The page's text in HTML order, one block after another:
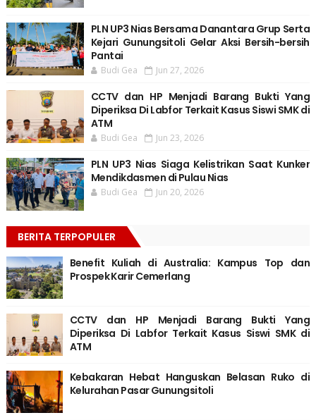
PLN UP3 Nias Bersama Danantara Grup Serta
Kejari Gunungsitoli Gelar Aksi Bersih-bersih
Pantai
Budi Gea Jun 27, 2026
CCTV dan HP Menjadi Barang Bukti Yang
Diperiksa Di Labfor Terkait Kasus Siswi SMK di
ATM
Budi Gea Jun 23, 2026
PLN UP3 Nias Siaga Kelistrikan Saat Kunker
Mendikdasmen di Pulau Nias
Budi Gea Jun 20, 2026
BERITA TERPOPULER
Benefit Kuliah di Australia: Kampus Top dan
Prospek Karir Cemerlang
CCTV dan HP Menjadi Barang Bukti Yang
Diperiksa Di Labfor Terkait Kasus Siswi SMK di
ATM
Kebakaran Hebat Hanguskan Belasan Ruko di
Kelurahan Pasar Gunungsitoli